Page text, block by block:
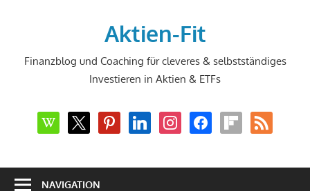
Aktien-Fit
Finanzblog und Coaching für cleveres & selbstständiges
Investieren in Aktien & ETFs
wikipedia
x pinterestlinkedininstagramfacebookflipboard
rss
NAVIGATION